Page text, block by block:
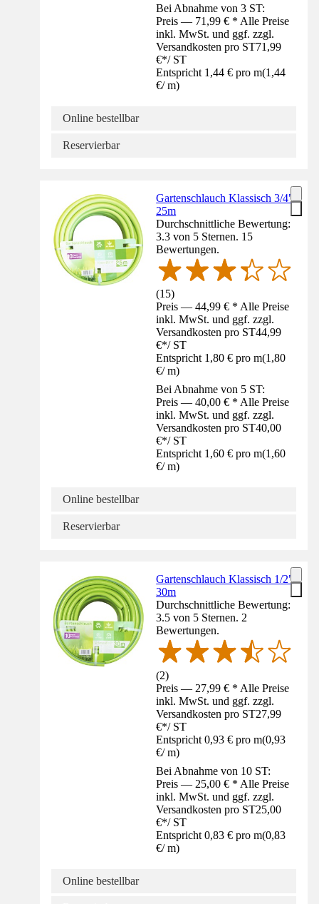
Bei Abnahme von 3 ST:
Preis — 71,99 € * Alle Preise
inkl. MwSt. und ggf. zzgl.
Versandkosten pro ST71,99
€*/ ST
Entspricht 1,44 € pro m(1,44
€/ m)
Online bestellbar
Reservierbar
Gartenschlauch Klassisch 3/4"
25m
Durchschnittliche Bewertung:
3.3 von 5 Sternen. 15
Bewertungen.
(15)
Preis — 44,99 € * Alle Preise
inkl. MwSt. und ggf. zzgl.
Versandkosten pro ST44,99
€*/ ST
Entspricht 1,80 € pro m(1,80
€/ m)
Bei Abnahme von 5 ST:
Preis — 40,00 € * Alle Preise
inkl. MwSt. und ggf. zzgl.
Versandkosten pro ST40,00
€*/ ST
Entspricht 1,60 € pro m(1,60
€/ m)
Online bestellbar
Reservierbar
Gartenschlauch Klassisch 1/2"
30m
Durchschnittliche Bewertung:
3.5 von 5 Sternen. 2
Bewertungen.
(2)
Preis — 27,99 € * Alle Preise
inkl. MwSt. und ggf. zzgl.
Versandkosten pro ST27,99
€*/ ST
Entspricht 0,93 € pro m(0,93
€/ m)
Bei Abnahme von 10 ST:
Preis — 25,00 € * Alle Preise
inkl. MwSt. und ggf. zzgl.
Versandkosten pro ST25,00
€*/ ST
Entspricht 0,83 € pro m(0,83
€/ m)
Online bestellbar